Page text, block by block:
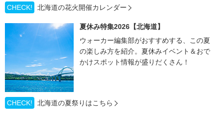
CHECK!
北海道の花火開催カレンダー
夏休み特集2026【北海道】
ウォーカー編集部がおすすめする、この夏
の楽しみ方を紹介。夏休みイベント＆おで
かけスポット情報が盛りだくさん！
CHECK! 北海道の夏祭りはこちら